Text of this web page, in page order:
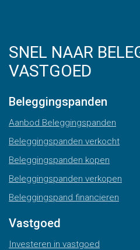
SNEL NAAR
VASTGOED
Beleggingspanden
Aanbod Beleggingspanden
Beleggingspanden verkocht
Beleggingspanden kopen
Beleggingspanden verkopen
Beleggingspand financieren
Vastgoed
Investeren in vastgoed